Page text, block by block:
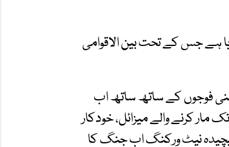
ہے جس کے تحت بین الاقوامی
فوجوں کے ساتھ ساتھ اب
کرنے والے میزائل، خودکار
پیچیدہ نیٹ ورکنگ اب جنگ کا